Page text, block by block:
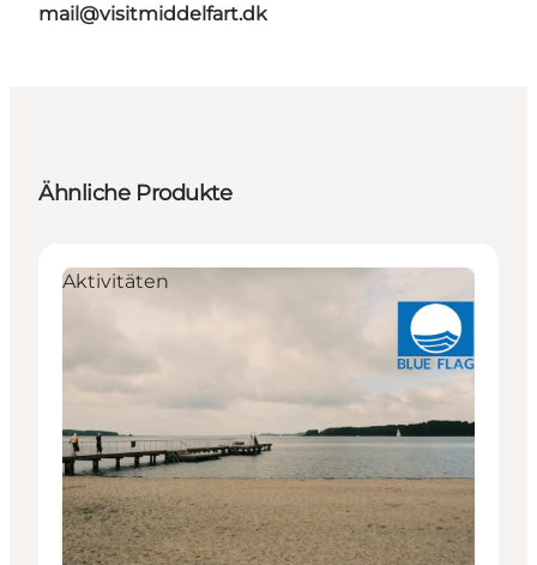
mail@visitmiddelfart.dk
Ähnliche Produkte
Aktivitäten